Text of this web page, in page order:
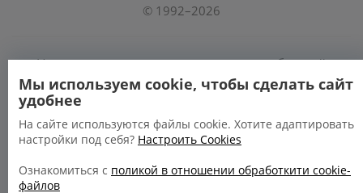
© 1992–2026
Уполномоченные по защите прав потребителей
облисполкомов, Минского горисполкома:
https://www.mart.gov.by/activity/zashchita-prav-
potrebiteley/
БРЕСТСКАЯ ОБЛАСТЬ тел. (80162) 26 97 69;
Мы используем cookie, чтобы сделать сайт
удобнее
На сайте используются файлы cookie. Хотите адаптировать
настройки под себя? Настроить Cookies
Ознакомиться с поликой в отношении обработкити cookie-
файлов